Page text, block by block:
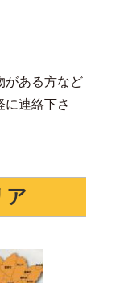
がある方など
連絡下さ
ア